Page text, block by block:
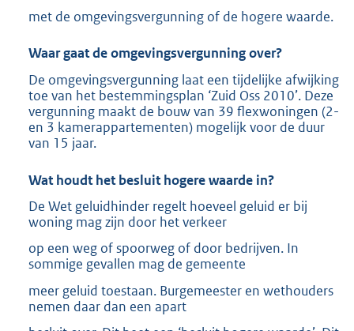
met de omgevingsvergunning of de hogere waarde.
Waar gaat de omgevingsvergunning over?
De omgevingsvergunning laat een tijdelijke afwijking
toe van het bestemmingsplan ‘Zuid Oss 2010’. Deze
vergunning maakt de bouw van 39 flexwoningen (2-
en 3 kamerappartementen) mogelijk voor de duur
van 15 jaar.
Wat houdt het besluit hogere waarde in?
De Wet geluidhinder regelt hoeveel geluid er bij
woning mag zijn door het verkeer
op een weg of spoorweg of door bedrijven. In
sommige gevallen mag de gemeente
meer geluid toestaan. Burgemeester en wethouders
nemen daar dan een apart